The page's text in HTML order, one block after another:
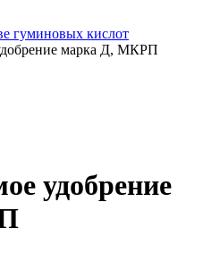
гуминовых кислот
марка Д, МКРП
удобрение